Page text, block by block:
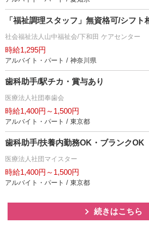
「福祉調理スタッフ」無資格可/シフト
社会福祉法人山中福祉会/下和田 ケアセンター
時給1,295円
アルバイト・パート / 神奈川県
歯科助手/駅チカ・賞与あり
医療法人社団奉歯会
時給1,400円～1,500円
アルバイト・パート / 東京都
歯科助手/扶養内勤務OK・ブランクOK
医療法人社団マイスター
時給1,400円～1,500円
アルバイト・パート / 東京都
続きはこちら